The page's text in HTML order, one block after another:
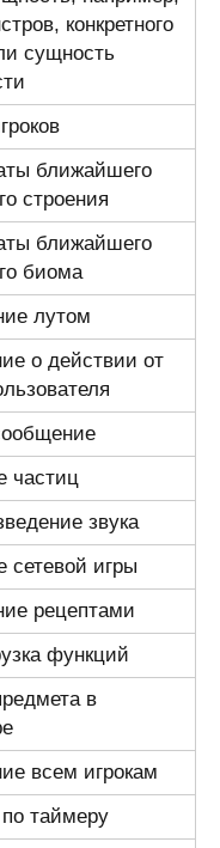
конкретного
сущность
ближайшего
строения
ближайшего
биома
лутом
о действии от
частиц
звука
сетевой игры
рецептами
функций
в
всем игрокам
таймеру